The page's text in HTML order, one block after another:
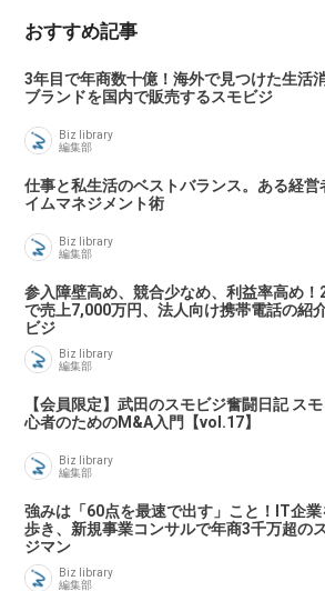
おすすめ記事
3年目で年商数十億！海外で見つけた生活
ブランドを国内で販売するスモビジ
Biz library
編集部
仕事と私生活のベストバランス。ある経営
イムマネジメント術
Biz library
編集部
参入障壁高め、競合少なめ、利益率高め！
で売上7,000万円、法人向け携帯電話の紹
ビジ
Biz library
編集部
【会員限定】武田のスモビジ奮闘日記 ス
心者のためのM&A入門【vol.17】
Biz library
編集部
強みは「60点を最速で出す」こと！IT企業
歩き、新規事業コンサルで年商3千万超の
ジマン
Biz library
編集部